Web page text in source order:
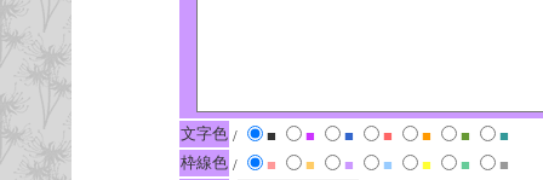
文字色 / ■ ■ ■ ■ ■ ■
■
枠線色 / ■ ■ ■ ■ ■ ■
■